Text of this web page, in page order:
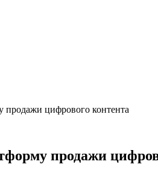
продажи цифрового контента
продажи